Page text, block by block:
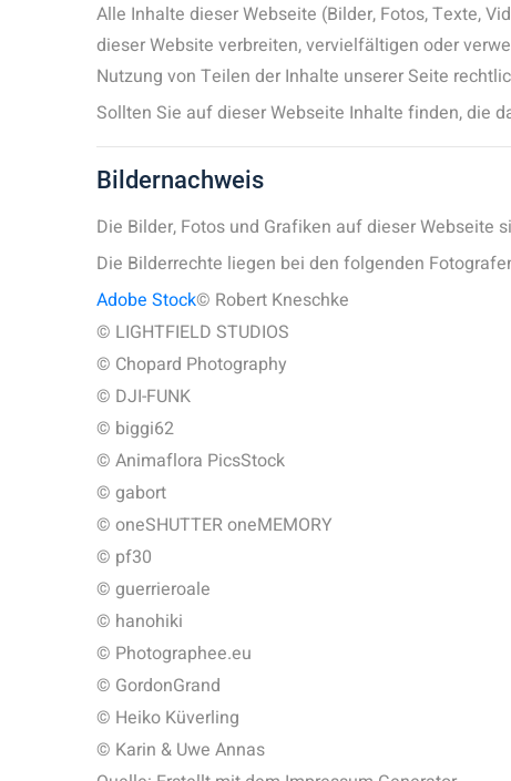
Alle Inhalte dieser Webseite (Bilder, Fotos, Texte,
dieser Website verbreiten, vervielfältigen oder
Nutzung von Teilen der Inhalte unserer Seite
Sollten Sie auf dieser Webseite Inhalte finden, die
Bildernachweis
Die Bilder, Fotos und Grafiken auf dieser Webseite
Die Bilderrechte liegen bei den folgenden
Adobe Stock© Robert Kneschke
© LIGHTFIELD STUDIOS
© Chopard Photography
© DJI-FUNK
© biggi62
© Animaflora PicsStock
© gabort
© oneSHUTTER oneMEMORY
© pf30
© guerrieroale
© hanohiki
© Photographee.eu
© GordonGrand
© Heiko Küverling
© Karin & Uwe Annas